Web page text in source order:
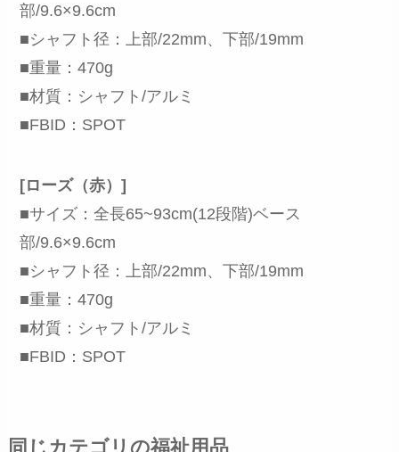
部/9.6×9.6cm
■シャフト径：上部/22mm、下部/19mm
■重量：470g
■材質：シャフト/アルミ
■FBID：SPOT
[ローズ（赤）]
■サイズ：全長65~93cm(12段階)ベース
部/9.6×9.6cm
■シャフト径：上部/22mm、下部/19mm
■重量：470g
■材質：シャフト/アルミ
■FBID：SPOT